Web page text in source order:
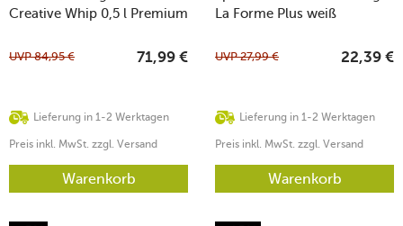
Creative Whip 0,5 l Premium
Lieferung in 1-2 Werktagen
UVP84,95 € 71,99 €
Preis inkl. MwSt. zzgl. Versand
Warenkorb
La Forme Plus weiß
Lieferung in 1-2 Werktagen
UVP27,99 € 22,39 €
Preis inkl. MwSt. zzgl. Versand
Warenkorb